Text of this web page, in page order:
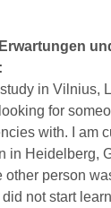
in Vilnius,
for
with. I am
in Heidelberg,
other person
not start